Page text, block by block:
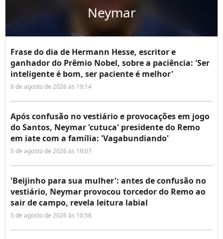
Neymar
Frase do dia de Hermann Hesse, escritor e
ganhador do Prêmio Nobel, sobre a paciência: 'Ser
inteligente é bom, ser paciente é melhor'
6 de agosto de 2026 às 19:14
Após confusão no vestiário e provocações em jogo
do Santos, Neymar 'cutuca' presidente do Remo
em iate com a família: 'Vagabundiando'
5 de agosto de 2026 às 19:07
'Beijinho para sua mulher': antes de confusão no
vestiário, Neymar provocou torcedor do Remo ao
sair de campo, revela leitura labial
5 de agosto de 2026 às 10:58